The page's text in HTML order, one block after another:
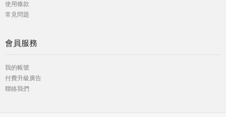
使用條款
常見問題
會員服務
我的帳號
付費升級廣告
聯絡我們